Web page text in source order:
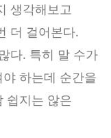
생각해보고
더 걸어본다.
다. 특히 말 수가
하는데 순간을
쉽지는 않은